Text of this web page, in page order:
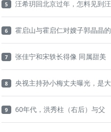
5 汪希玥回北京过年，怎料见到汪
6 霍启山与霍启仁对嫂子郭晶晶的
7 张佳宁和宋轶长得像 同属甜美
8 央视主持孙小梅丈夫曝光，是大
9 60年代，洪秀柱（右后）与父